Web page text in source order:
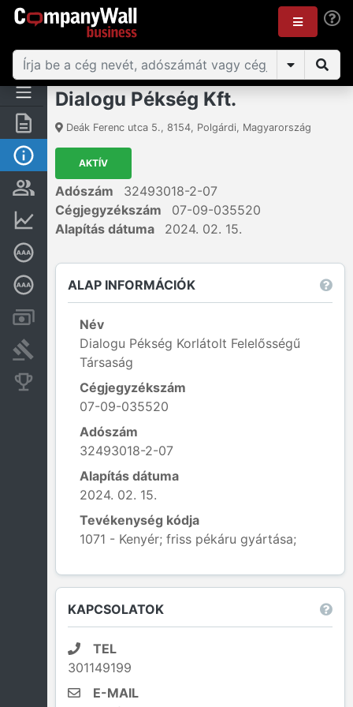
Összegzés
Alap információk
Személyek és tulajdonjog
Pénzügyi információk
Mélyreható hitelminősítés
Számlák és zárolások
Bírósági eljárások
Konkurens cégek
Dialogu Pékség Kft.
Deák Ferenc utca 5., 8154, Polgárdi, Magyarország
AKTÍV
Adószám
32493018-2-07
Cégjegyzékszám
07-09-035520
Alapítás dátuma
2024. 02. 15.
ALAP INFORMÁCIÓK
Név
Dialogu Pékség Korlátolt Felelősségű
Társaság
Cégjegyzékszám
07-09-035520
Adószám
32493018-2-07
Alapítás dátuma
2024. 02. 15.
Tevékenység kódja
1071 - Kenyér; friss pékáru gyártása;
Leaflet |© OpenStreetMap contributors
KAPCSOLATOK
TEL
301149199
E-MAIL